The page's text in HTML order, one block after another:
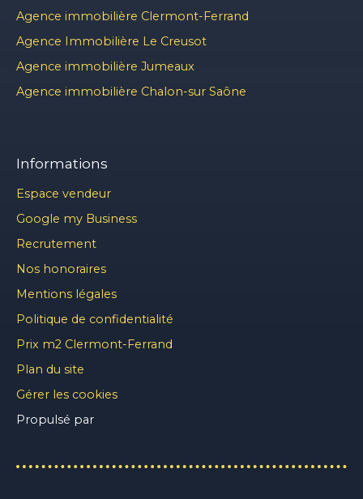
Agence immobilière Clermont-Ferrand
Agence Immobilière Le Creusot
Agence immobilière Jumeaux
Agence immobilière Chalon-sur Saône
Informations
Espace vendeur
Google my Business
Recrutement
Nos honoraires
Mentions légales
Politique de confidentialité
Prix m2 Clermont-Ferrand
Plan du site
Gérer les cookies
Propulsé par